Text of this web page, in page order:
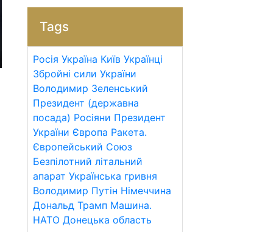
Tags
Росія Україна Київ Українці
Збройні сили України
Володимир Зеленський
Президент (державна
посада) Росіяни Президент
України Європа Ракета.
Європейський Союз
Безпілотний літальний
апарат Українська гривня
Володимир Путін Німеччина
Дональд Трамп Машина.
НАТО Донецька область